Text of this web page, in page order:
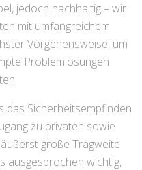
jedoch nachhaltig – wir
mit umfangreichem
Vorgehensweise, um
Problemlösungen
das Sicherheitsempfinden
zu privaten sowie
große Tragweite
ausgesprochen wichtig,